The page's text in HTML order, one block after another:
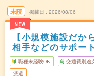
未読
NEW
掲載日 2026/08/06
【小規模施設だか
相手などのサポー
職種未経験OK 交通費別途
派遣